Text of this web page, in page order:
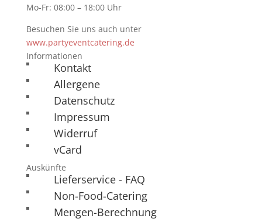
Mo-Fr: 08:00 – 18:00 Uhr
Besuchen Sie uns auch unter
www.partyeventcatering.de
Informationen
Kontakt
Allergene
Datenschutz
Impressum
Widerruf
vCard
Auskünfte
Lieferservice - FAQ
Non-Food-Catering
Mengen-Berechnung